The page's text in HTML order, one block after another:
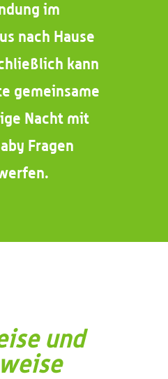
im
nach Hause
kann
gemeinsame
Nacht mit
Fragen
und